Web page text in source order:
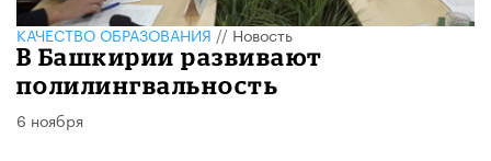
КАЧЕСТВО ОБРАЗОВАНИЯ//Новость
В Башкирии развивают
полилингвальность
6 ноября